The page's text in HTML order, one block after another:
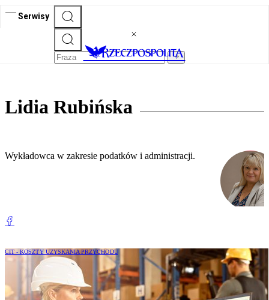
Serwisy
Lidia Rubińska
Wykładowca w zakresie podatków i administracji.
CIT - KOSZTY UZYSKANIA PRZYCHODU
Jak rozliczyć w kosztach przesunięcia
towarów między oddziałami